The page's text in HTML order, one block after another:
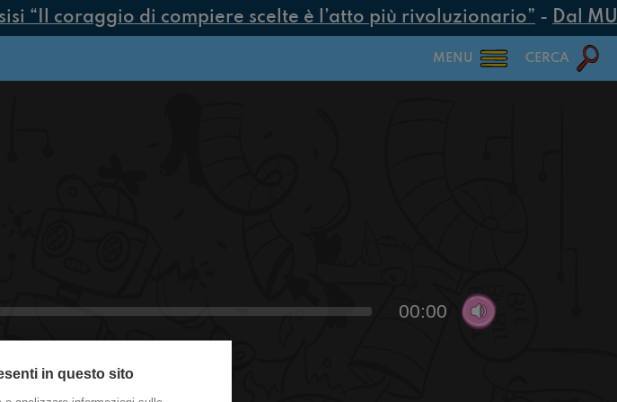
“Il coraggio di compiere scelte è l’atto più rivoluzionario”- Dal
MENU CERCA
00:00
in questo sito